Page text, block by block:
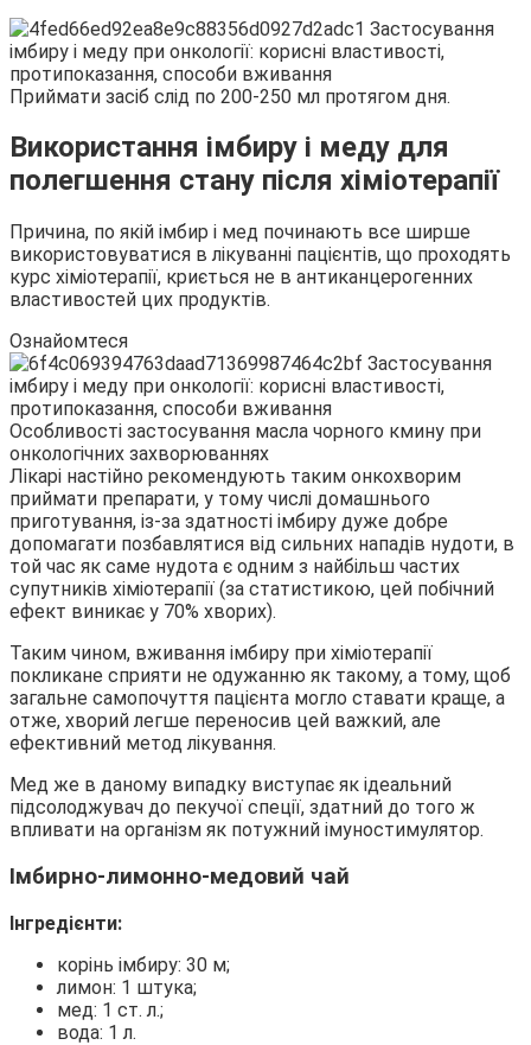
Приймати засіб слід по 200-250 мл протягом дня.
Використання імбиру і меду для
полегшення стану після хіміотерапії
Причина, по якій імбир і мед починають все ширше
використовуватися в лікуванні пацієнтів, що проходять
курс хіміотерапії, криється не в антиканцерогенних
властивостей цих продуктів.
Ознайомтеся
Особливості застосування масла чорного кмину при
онкологічних захворюваннях
Лікарі настійно рекомендують таким онкохворим
приймати препарати, у тому числі домашнього
приготування, із-за здатності імбиру дуже добре
допомагати позбавлятися від сильних нападів нудоти, в
той час як саме нудота є одним з найбільш частих
супутників хіміотерапії (за статистикою, цей побічний
ефект виникає у 70% хворих).
Таким чином, вживання імбиру при хіміотерапії
покликане сприяти не одужанню як такому, а тому, щоб
загальне самопочуття пацієнта могло ставати краще, а
отже, хворий легше переносив цей важкий, але
ефективний метод лікування.
Мед же в даному випадку виступає як ідеальний
підсолоджувач до пекучої спеції, здатний до того ж
впливати на організм як потужний імуностимулятор.
Імбирно-лимонно-медовий чай
Інгредієнти:
корінь імбиру: 30 м;
лимон: 1 штука;
мед: 1 ст. л.;
вода: 1 л.